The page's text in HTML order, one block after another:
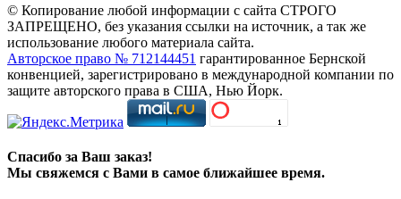
© Копирование любой информации с сайта СТРОГО
ЗАПРЕЩЕНО, без указания ссылки на источник, а так же
использование любого материала сайта.
Авторское право № 712144451 гарантированное Бернской
конвенцией, зарегистрировано в международной компании по
защите авторского права в США, Нью Йорк.
Спасибо за Ваш заказ!
Мы свяжемся с Вами в самое ближайшее время.